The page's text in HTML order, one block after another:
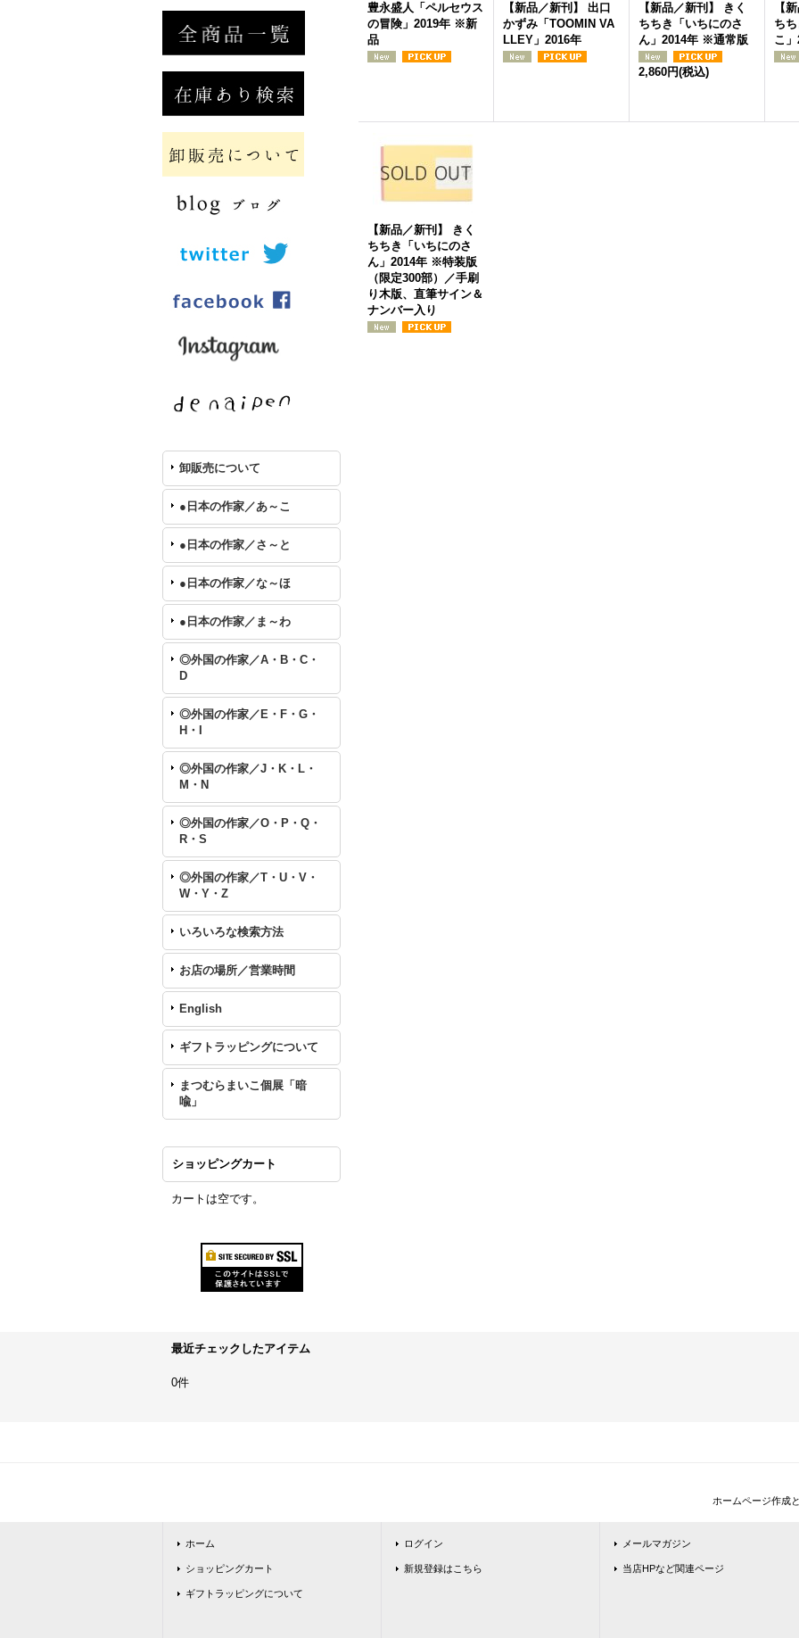
卸販売について
●日本の作家／あ～こ
●日本の作家／さ～と
●日本の作家／な～ほ
●日本の作家／ま～わ
◎外国の作家／A・B・C・
D
◎外国の作家／E・F・G・
H・I
◎外国の作家／J・K・L・
M・N
◎外国の作家／O・P・Q・
R・S
◎外国の作家／T・U・V・
W・Y・Z
いろいろな検索方法
お店の場所／営業時間
English
ギフトラッピングについて
まつむらまいこ個展「暗
喩」
ショッピングカート
カートは空です。
豊永盛人「ペルセウス
の冒険」2019年 ※新
品
【新品／新刊】 出口
かずみ「TOOMIN VA
LLEY」2016年
【新品／新刊】 きく
ちちき「いちにのさ
ん」2014年 ※通常版
2,860円(税込)
【
ち
こ
【新品／新刊】 きく
ちちき「いちにのさ
ん」2014年 ※特装版
（限定300部）／手刷
り木版、直筆サイン＆
ナンバー入り
最近チェックしたアイテム
0件
ホームページ作成
ホーム
ショッピングカート
ギフトラッピングについて
ログイン
新規登録はこちら
メールマガジン
当店HPなど関連ページ